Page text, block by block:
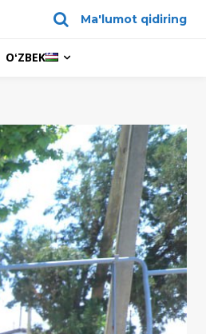
Ma'lumot qidiring
OʻZBEK